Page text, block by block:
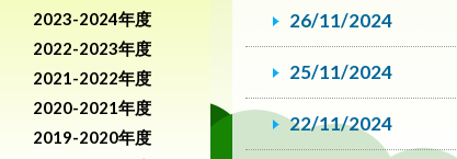
2023-2024年度
2022-2023年度
2021-2022年度
2020-2021年度
2019-2020年度
26/11/2024
25/11/2024
22/11/2024